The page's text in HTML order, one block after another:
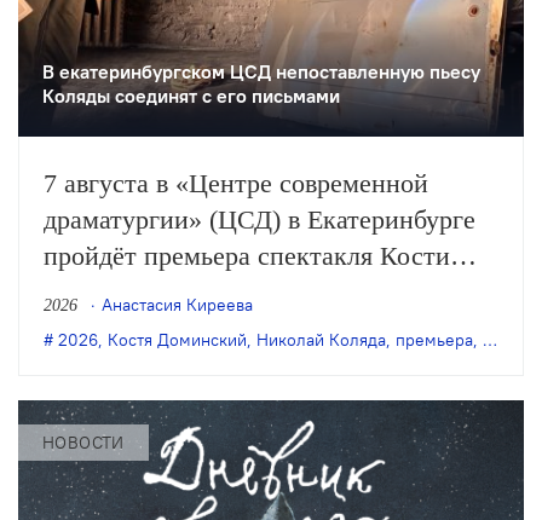
В екатеринбургском ЦСД непоставленную пьесу
Коляды соединят с его письмами
7 августа в «Центре современной
драматургии» (ЦСД) в Екатеринбурге
пройдёт премьера спектакля Кости
Доминского «Симонов и Кузнецов» по
одноимённой пьесе Николая Коляды.
2026
Анастасия Киреева
2026, Костя Доминский, Николай Коляда, премьера,
НОВОСТИ